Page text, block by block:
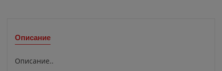
Описание
Описание..